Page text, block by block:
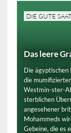
DIE GUTE
Das leere
Die ägyptischen
die
Westmin-ster-
sterblichen
angesehener
Mohammeds
Gebeine, die es